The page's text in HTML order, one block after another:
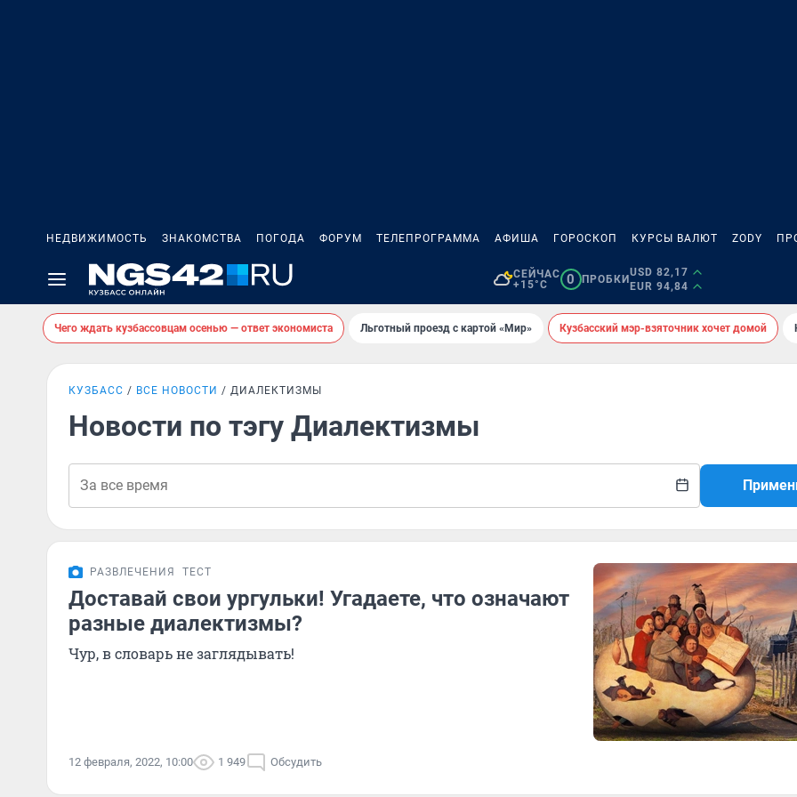
НЕДВИЖИМОСТЬ ЗНАКОМСТВА ПОГОДА ФОРУМ ТЕЛЕПРОГРАММА АФИША ГОРОСКОП КУРСЫ ВАЛЮТ ZODY
СЕЙЧАС
+15°C
0 ПРОБКИ
USD 82,17
EUR 94,84
Чего ждать кузбассовцам осенью — ответ экономиста Льготный проезд с картой «Мир» Кузбасский мэр-взяточник хочет домой
КУЗБАСС ВСЕ НОВОСТИ ДИАЛЕКТИЗМЫ
Новости по тэгу Диалектизмы
РАЗВЛЕЧЕНИЯ ТЕСТ
Доставай свои ургульки! Угадаете, что означают
разные диалектизмы?
Чур, в словарь не заглядывать!
12 февраля, 2022, 10:00 1 949 Обсудить